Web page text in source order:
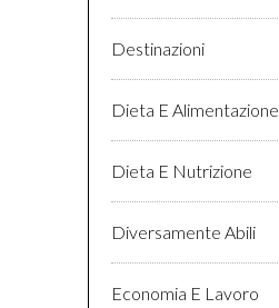
Destinazioni
Dieta E Alimentazione
Dieta E Nutrizione
Diversamente Abili
Economia E Lavoro